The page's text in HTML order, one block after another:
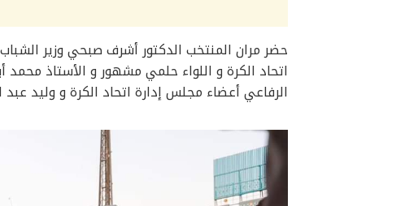
حضر مران المنتخب الدكتور أشرف صبحي وزير
اتحاد الكرة و اللواء حلمي مشهور و الأستاذ محمد
الرفاعي أعضاء مجلس إدارة اتحاد الكرة و وليد